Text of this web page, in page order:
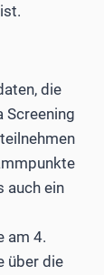
die
Screening
auch ein
am 4.
über die